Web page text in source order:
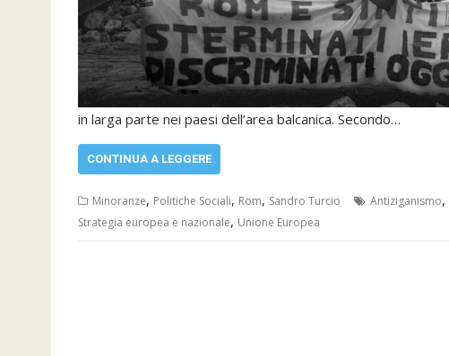
in larga parte nei paesi dell’area balcanica. Secondo…
CONTINUA A LEGGERE
Minoranze, Politiche Sociali, Rom, Sandro Turcio Antiziganismo,
Strategia europea e nazionale, Unione Europea